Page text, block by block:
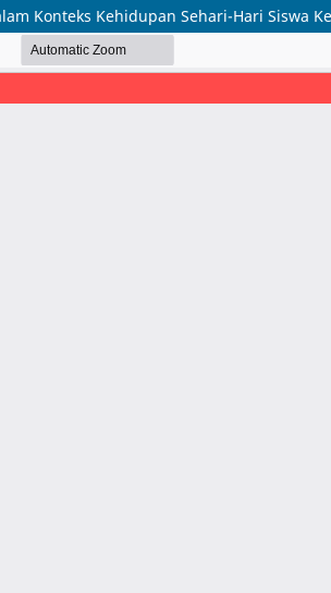
Konteks Kehidupan Sehari-Hari Siswa